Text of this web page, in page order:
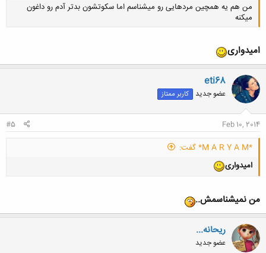
من هم یه همچین مردهایی رو میشناسم اما سکوتشون بدتر آدم رو داغون
میکنه
کلیک کنید تا باز شود...
امیدواری
eti68
عضو جدید کاربر ممتاز
Feb 10, 2014
#5
*M A R Y A M* گفت:
امیدواری
من نمیشناسمش..
ریحانه...
عضو جدید